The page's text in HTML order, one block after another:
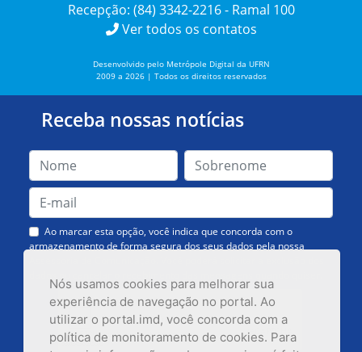
Nós usamos cookies para melhorar sua
experiência de navegação no portal. Ao
utilizar o portal.imd, você concorda com a
política de monitoramento de cookies. Para
Recepção: (84) 3342-2216 - Ramal 100
Ver todos os contatos
Desenvolvido pelo Metrópole Digital da UFRN
2009 a 2026 | Todos os direitos reservados
Receba nossas notícias
Ao marcar esta opção, você indica que concorda com o
armazenamento de forma segura dos seus dados pela nossa